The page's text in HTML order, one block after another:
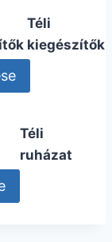
Téli
kiegészítők
Téli
ruházat